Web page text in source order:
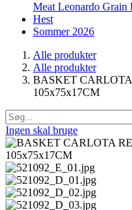
Meat Leonardo Grain
Hest
Sommer 2026
Alle produkter
Alle produkter
BASKET
105x75x17CM
Ingen skal bruge